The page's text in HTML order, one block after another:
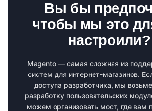
Вы бы
чтобы мы это
настроили?
Magento — самая сложная из
систем для интернет-магазинов.
доступа разработчика, мы
разработку пользовательских
можем организовать мост, где вам